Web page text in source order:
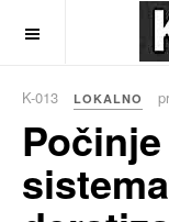
K-013 LOKALNO